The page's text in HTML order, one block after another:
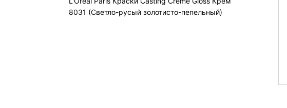
8031 (Cветло-русый золотисто-пепельный)